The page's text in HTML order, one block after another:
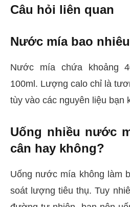
Câu hỏi liên quan
Nước mía bao
Nước mía chứa khoảng
100ml. Lượng calo chỉ là
tùy vào các nguyên liệu
Uống nhiều nước
cân hay không?
Uống nước mía không làm
soát lượng tiêu thụ. Tuy